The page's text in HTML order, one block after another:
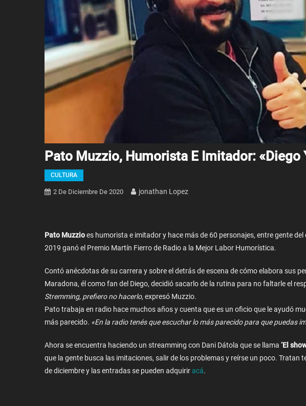
Pato Muzzio, Humorista E Imitador: «Diego
CULTURA
2 De Diciembre De 2020 Jonathan Lopez
Pato Muzzioes humorista e imitador y hace más de 60 personajes, entre gente
2019 ganó el Premio Martín Fierro de Radio a la Mejor Labor Humorística.
Contó anécdotas de su carrera y sobre el detrás de escena de cómo elabora sus
Maradona, él como fan del Diego, decidió sacarlo de la rutina para no faltarle el
Stremming, prefiero no hacerlo,expresó Muzzio.
Pato trabaja en radio hace muchos años y cuenta que es un oficio que le ayudó
más parecido. «En la radio tenés que escuchar lo más parecido para que puedas
Ahora se encuentra haciendo un streamming con Dani Dátola que se llama ‘El
que la gente busca las imitaciones, salir de los problemas y reírse un poco. Tratan
de diciembre y las entradas se pueden adquiriracá.